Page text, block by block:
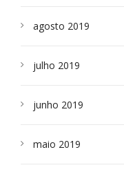
agosto 2019
julho 2019
junho 2019
maio 2019